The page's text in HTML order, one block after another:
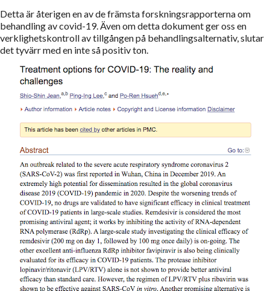
Detta är återigen en av de främsta forskningsrapporterna om
behandling av covid-19. Även om detta dokument ger oss en
verklighetskontroll av tillgången på behandlingsalternativ, slutar
det tyvärr med en inte så positiv ton.